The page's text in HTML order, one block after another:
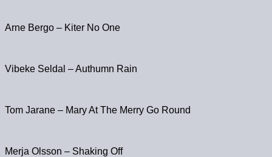
Arne Bergo – Kiter No One
Vibeke Seldal – Authumn Rain
Tom Jarane – Mary At The Merry Go Round
Merja Olsson – Shaking Off